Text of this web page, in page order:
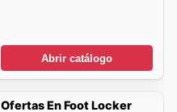
Abrir catálogo
Ofertas En Foot Locker